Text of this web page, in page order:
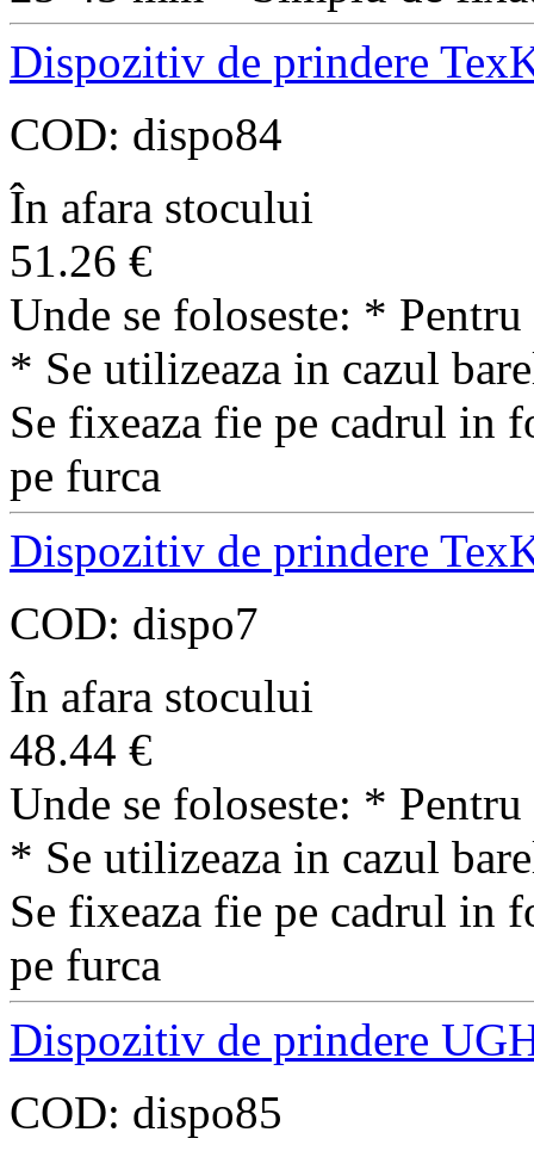
Dispozitiv de prindere
COD: dispo84
În afara stocului
51.26 €
Unde se foloseste: *
* Se utilizeaza in cazul
Se fixeaza fie pe cadrul in
pe furca
Dispozitiv de prindere
COD: dispo7
În afara stocului
48.44 €
Unde se foloseste: *
* Se utilizeaza in cazul
Se fixeaza fie pe cadrul in
pe furca
Dispozitiv de prindere
COD: dispo85